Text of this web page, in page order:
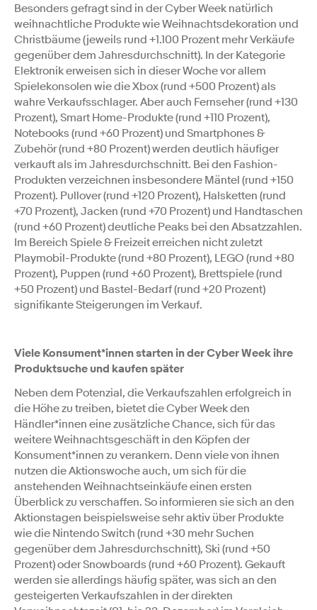
Besonders gefragt sind in der Cyber Week natürlich
weihnachtliche Produkte wie Weihnachtsdekoration und
Christbäume (jeweils rund +1.100 Prozent mehr Verkäufe
gegenüber dem Jahresdurchschnitt). In der Kategorie
Elektronik erweisen sich in dieser Woche vor allem
Spielekonsolen wie die Xbox (rund +500 Prozent) als
wahre Verkaufsschlager. Aber auch Fernseher (rund +130
Prozent), Smart Home-Produkte (rund +110 Prozent),
Notebooks (rund +60 Prozent) und Smartphones &
Zubehör (rund +80 Prozent) werden deutlich häufiger
verkauft als im Jahresdurchschnitt. Bei den Fashion-
Produkten verzeichnen insbesondere Mäntel (rund +150
Prozent). Pullover (rund +120 Prozent), Halsketten (rund
+70 Prozent), Jacken (rund +70 Prozent) und Handtaschen
(rund +60 Prozent) deutliche Peaks bei den Absatzzahlen.
Im Bereich Spiele & Freizeit erreichen nicht zuletzt
Playmobil-Produkte (rund +80 Prozent), LEGO (rund +80
Prozent), Puppen (rund +60 Prozent), Brettspiele (rund
+50 Prozent) und Bastel-Bedarf (rund +20 Prozent)
signifikante Steigerungen im Verkauf.
Viele Konsument*innen starten in der Cyber Week ihre
Produktsuche und kaufen später
Neben dem Potenzial, die Verkaufszahlen erfolgreich in
die Höhe zu treiben, bietet die Cyber Week den
Händler*innen eine zusätzliche Chance, sich für das
weitere Weihnachtsgeschäft in den Köpfen der
Konsument*innen zu verankern. Denn viele von ihnen
nutzen die Aktionswoche auch, um sich für die
anstehenden Weihnachtseinkäufe einen ersten
Überblick zu verschaffen. So informieren sie sich an den
Aktionstagen beispielsweise sehr aktiv über Produkte
wie die Nintendo Switch (rund +30 mehr Suchen
gegenüber dem Jahresdurchschnitt), Ski (rund +50
Prozent) oder Snowboards (rund +60 Prozent). Gekauft
werden sie allerdings häufig später, was sich an den
gesteigerten Verkaufszahlen in der direkten